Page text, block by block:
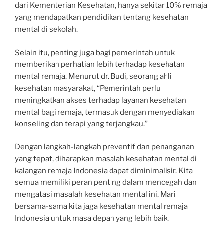
dari Kementerian Kesehatan, hanya sekitar 10% remaja
yang mendapatkan pendidikan tentang kesehatan
mental di sekolah.
Selain itu, penting juga bagi pemerintah untuk
memberikan perhatian lebih terhadap kesehatan
mental remaja. Menurut dr. Budi, seorang ahli
kesehatan masyarakat, “Pemerintah perlu
meningkatkan akses terhadap layanan kesehatan
mental bagi remaja, termasuk dengan menyediakan
konseling dan terapi yang terjangkau.”
Dengan langkah-langkah preventif dan penanganan
yang tepat, diharapkan masalah kesehatan mental di
kalangan remaja Indonesia dapat diminimalisir. Kita
semua memiliki peran penting dalam mencegah dan
mengatasi masalah kesehatan mental ini. Mari
bersama-sama kita jaga kesehatan mental remaja
Indonesia untuk masa depan yang lebih baik.